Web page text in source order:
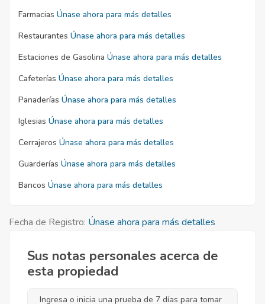
Farmacias Únase ahora para más detalles
Restaurantes Únase ahora para más detalles
Estaciones de Gasolina Únase ahora para más detalles
Cafeterías Únase ahora para más detalles
Panaderías Únase ahora para más detalles
Iglesias Únase ahora para más detalles
Cerrajeros Únase ahora para más detalles
Guarderías Únase ahora para más detalles
Bancos Únase ahora para más detalles
Fecha de Registro: Únase ahora para más detalles
Sus notas personales acerca de
esta propiedad